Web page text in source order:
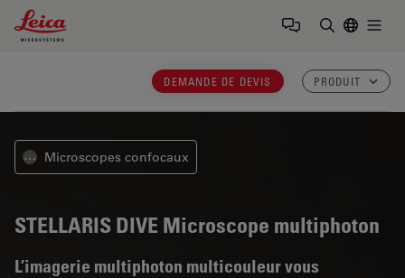
Leica Microsystems Logo
DEMANDE DE DEVIS PRODUIT
⋯ Microscopes confocaux
STELLARIS DIVE Microscope multiphoton
L’imagerie multiphoton multicouleur vous